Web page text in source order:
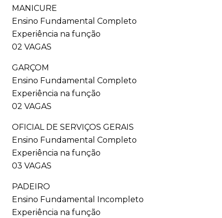
MANICURE
Ensino Fundamental Completo
Experiência na função
02 VAGAS
GARÇOM
Ensino Fundamental Completo
Experiência na função
02 VAGAS
OFICIAL DE SERVIÇOS GERAIS
Ensino Fundamental Completo
Experiência na função
03 VAGAS
PADEIRO
Ensino Fundamental Incompleto
Experiência na função